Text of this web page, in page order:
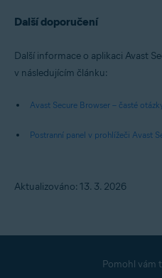
Další doporučení
Další informace o aplikaci Avast
v následujícím článku:
Avast Secure Browser – časté
Postranní panel v prohlížeči Avast
Aktualizováno: 13. 3. 2026
Pomohl vám